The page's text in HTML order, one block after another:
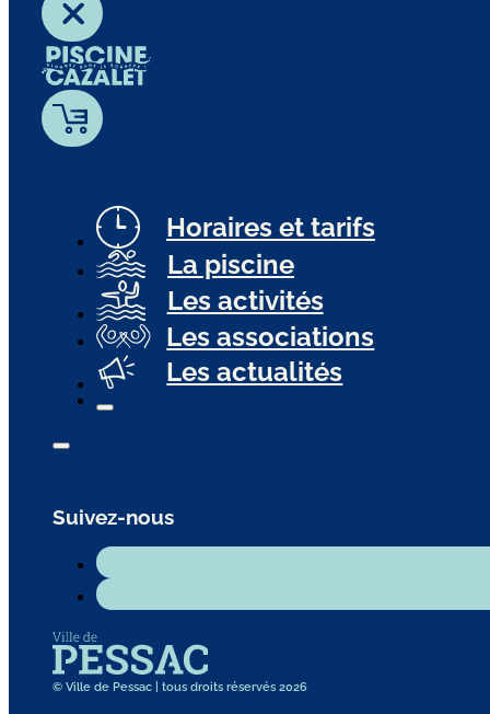
Horaires et tarifs
La piscine
Les activités
Les associations
Les actualités
Suivez-nous
© Ville de Pessac | tous droits réservés 2026